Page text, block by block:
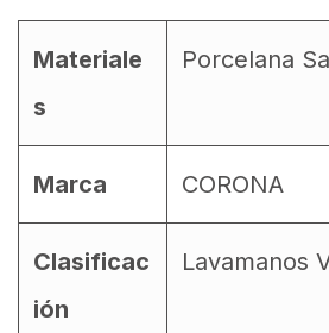
Materiale
s
Porcelana
Marca CORONA
Clasificac
ión
Lavamanos